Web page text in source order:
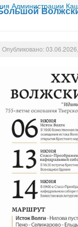
Администрации
Опубликовано: